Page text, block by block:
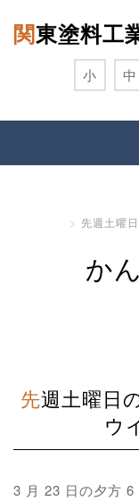
関東塗料
小 中
先週土曜
か
先週土曜日の首相会見 治験に供する抗
ウ
3 月 23 日の夕方 6